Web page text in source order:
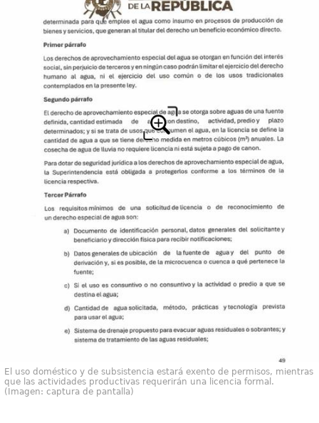
El uso doméstico y de subsistencia estará exento de permisos, mientras
que las actividades productivas requerirán una licencia formal.
(Imagen: captura de pantalla)